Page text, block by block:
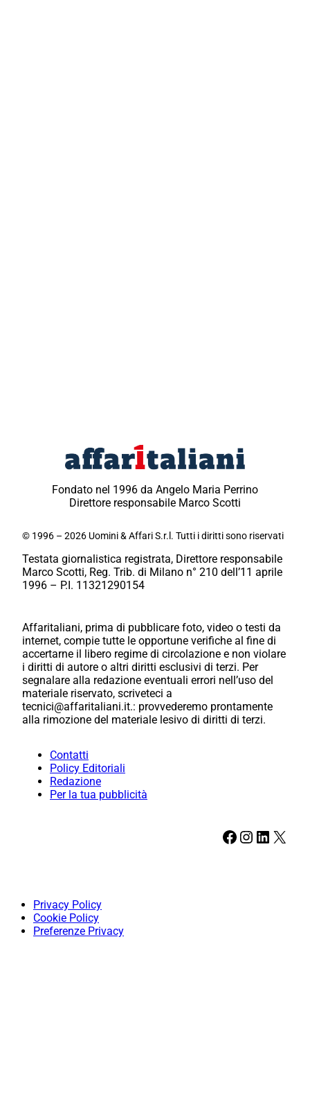
Fondato nel 1996 da Angelo Maria Perrino
Direttore responsabile Marco Scotti
© 1996 – 2026 Uomini & Affari S.r.l. Tutti i diritti sono riservati
Testata giornalistica registrata, Direttore responsabile
Marco Scotti, Reg. Trib. di Milano n° 210 dell’11 aprile
1996 – P.I. 11321290154
Affaritaliani, prima di pubblicare foto, video o testi da
internet, compie tutte le opportune verifiche al fine di
accertarne il libero regime di circolazione e non violare
i diritti di autore o altri diritti esclusivi di terzi. Per
segnalare alla redazione eventuali errori nell’uso del
materiale riservato, scriveteci a
tecnici@affaritaliani.it.: provvederemo prontamente
alla rimozione del materiale lesivo di diritti di terzi.
Contatti
Policy Editoriali
Redazione
Per la tua pubblicità
Facebook Instagram LinkedIn X
Privacy Policy
Cookie Policy
Preferenze Privacy